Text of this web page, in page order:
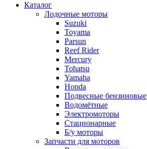
Каталог
Лодочные моторы
Suzuki
Toyama
Parsun
Reef Rider
Mercury
Tohatsu
Yamaha
Honda
Подвесные бензиновые
Водомётные
Электромоторы
Стационарные
Б/у моторы
Запчасти для моторов